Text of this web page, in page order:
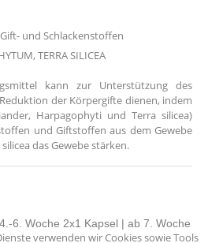
und Schlackenstoffen
TERRA SILICEA
kann zur Unterstützung des
der Körpergifte dienen, indem
Harpagophyti und Terra silicea)
und Giftstoffen aus dem Gewebe
das Gewebe stärken.
6. Woche 2x1 Kapsel | ab 7. Woche
verwenden wir Cookies sowie Tools